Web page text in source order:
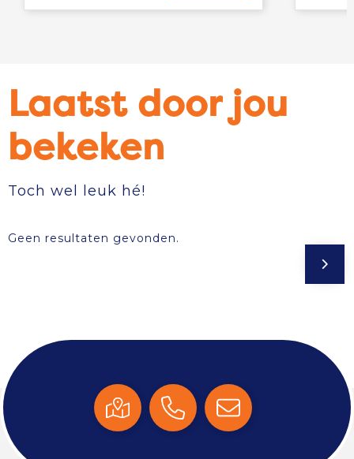
Laatst door jou
bekeken
Toch wel leuk hé!
Geen resultaten gevonden.